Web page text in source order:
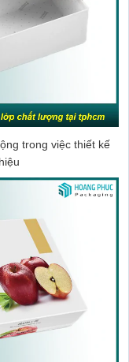
trong việc thiết kế